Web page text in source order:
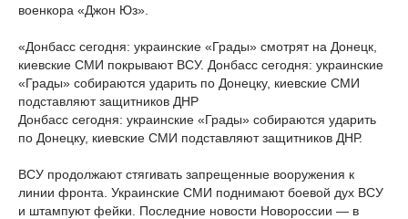
военкора «Джон Юз».
«Донбасс сегодня: украинские «Грады» смотрят на Донецк,
киевские СМИ покрывают ВСУ. Донбасс сегодня: украинские
«Грады» собираются ударить по Донецку, киевские СМИ
подставляют защитников ДНР
Донбасс сегодня: украинские «Грады» собираются ударить
по Донецку, киевские СМИ подставляют защитников ДНР.
ВСУ продолжают стягивать запрещенные вооружения к
линии фронта. Украинские СМИ поднимают боевой дух ВСУ
и штампуют фейки. Последние новости Новороссии — в